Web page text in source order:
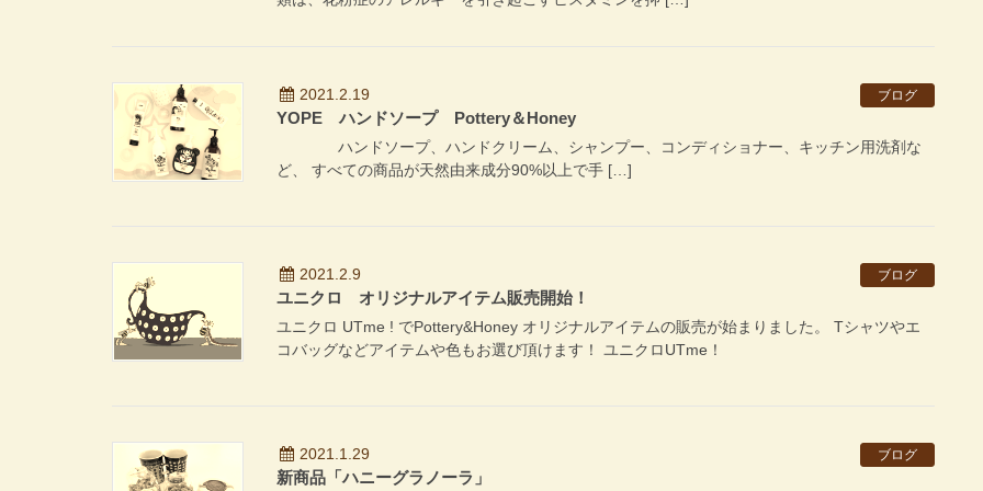
2021.2.19 ブログ
YOPE ハンドソープ Pottery＆Honey
ハンドソープ、ハンドクリーム、シャンプー、コンディショナー、キッチン用洗剤な
ど、 すべての商品が天然由来成分90%以上で手 […]
2021.2.9 ブログ
ユニクロ オリジナルアイテム販売開始！
ユニクロ UTme ! でPottery&Honey オリジナルアイテムの販売が始まりました。 Tシャツやエ
コバッグなどアイテムや色もお選び頂けます！ ユニクロUTme！
2021.1.29 ブログ
新商品「ハニーグラノーラ」